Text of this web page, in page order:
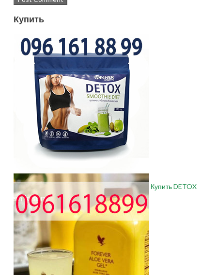
Купить
Купить DETOX